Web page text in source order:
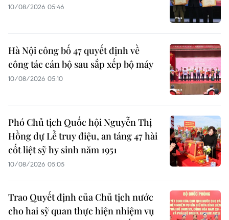
10/08/2026 05:46
Hà Nội công bố 47 quyết định về
công tác cán bộ sau sắp xếp bộ máy
10/08/2026 05:10
Phó Chủ tịch Quốc hội Nguyễn Thị
Hồng dự Lễ truy điệu, an táng 47 hài
cốt liệt sỹ hy sinh năm 1951
10/08/2026 05:05
Trao Quyết định của Chủ tịch nước
cho hai sỹ quan thực hiện nhiệm vụ